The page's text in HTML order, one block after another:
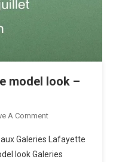
model look –
A CommentOn
Mannequins
Élite
Galeries Lafayette
look Galeries